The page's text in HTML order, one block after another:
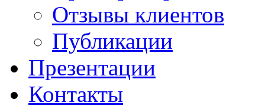
Отзывы клиентов
Публикации
Презентации
Контакты